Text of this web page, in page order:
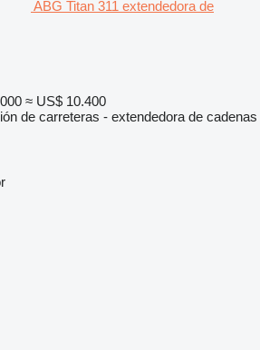
ABG Titan 311 extendedora de
≈ US$ 10.400
de carreteras - extendedora de cadenas